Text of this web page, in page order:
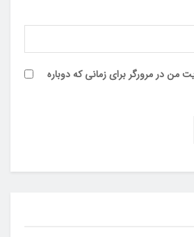
من در مرورگر برای زمانی که دوباره